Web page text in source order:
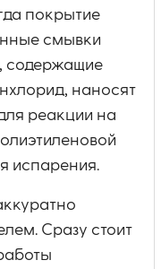
покрытие
смывки
содержащие
наносят
реакции на
испарения.
Сразу стоит